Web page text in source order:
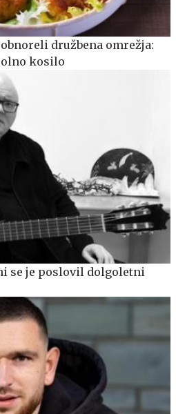
družbena omrežja:
kosilo
se je poslovil dolgoletni